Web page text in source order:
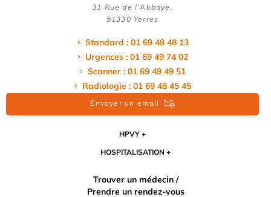
31 Rue de l'Abbaye,
91330 Yerres
Standard : 01 69 48 48 13
Urgences : 01 69 49 74 02
Scanner : 01 69 49 49 51
Radiologie : 01 69 48 45 45
Envoyer un email
HPVY
HOSPITALISATION
Trouver un médecin /
Prendre un rendez-vous